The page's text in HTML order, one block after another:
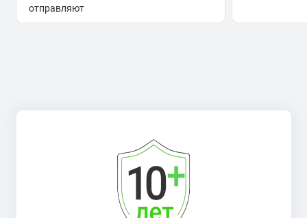
отправляют